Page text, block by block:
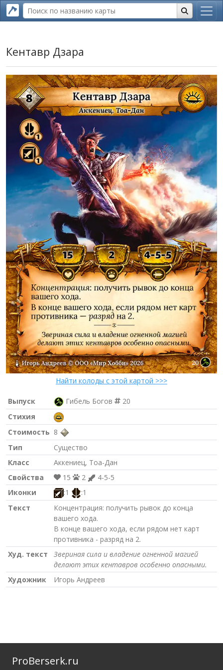
Кентавр Дзара
Найти колоды с этой картой >>>
Выпуск Гибель Богов
20
Стихия
Стоимость 8
Тип
Существо
Класс
Аккениец, Тоа-Дан
Свойства
15 2
4-5-5
Иконки
:1
:1
Текст
Концентрация: получить рывок до конца
вашего хода.
В конце вашего хода, если рядом нет карт
противника - разряд на 2.
Худ. текст
Звериная сила и владение огненной магией
делают этих кентавров особенно опасными.
Художник
Игорь Андреев
ProBerserk.ru